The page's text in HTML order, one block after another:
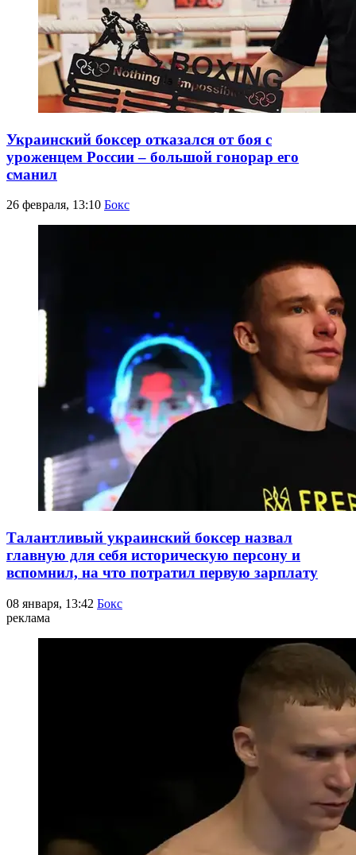
Украинский боксер отказался от боя с
уроженцем России – большой гонорар его
сманил
26 февраля, 13:10 Бокс
Талантливый украинский боксер назвал
главную для себя историческую персону и
вспомнил, на что потратил первую зарплату
08 января, 13:42 Бокс
реклама